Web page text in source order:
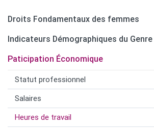
Droits Fondamentaux des femmes
Indicateurs Démographiques du Genre
Paticipation Économique
Statut professionnel
Salaires
Heures de travail